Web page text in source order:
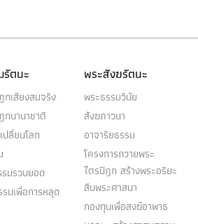
รัตนะ
กเสียงสมจริง
กนานาชาติ
ลี่ยนโลก
มรวบยอด
มเพื่อการหลุด
พระสังฆรัตนะ
พระธรรมวินัย
สังฆภาวนา
อาจาริยธรรม
โครงการถวายพระ
ไตรปิฎก สร้างพระอริยะ
สืบพระศาสนา
กองทุนเพื่อสงฆ์อาพาธ